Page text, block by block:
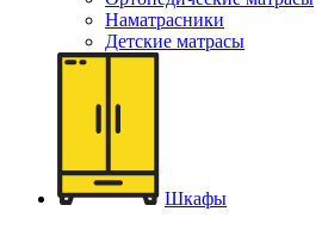
Наматрасники
Детские матрасы
Шкафы